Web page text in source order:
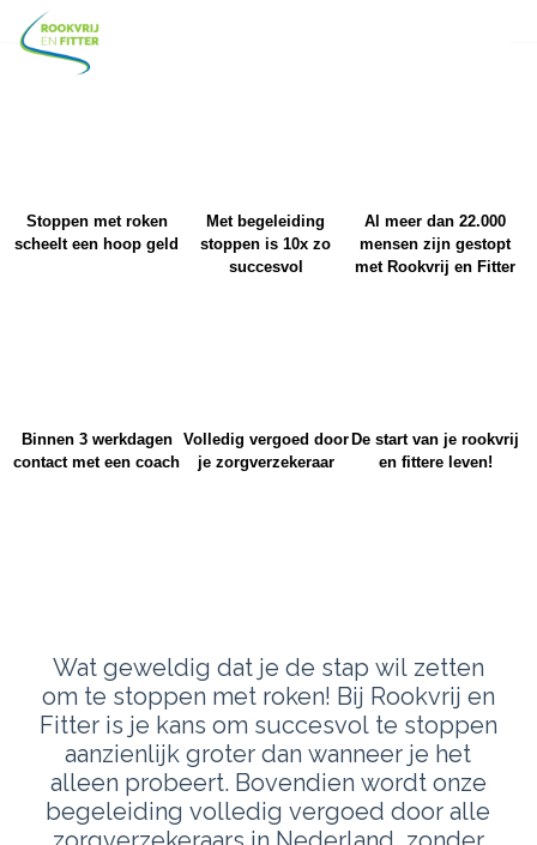
Stoppen met roken
scheelt een hoop geld
Met begeleiding
stoppen is 10x zo
succesvol
Al meer dan 22.000
mensen zijn gestopt
met Rookvrij en Fitter
Binnen 3 werkdagen
contact met een coach
Volledig vergoed door
je zorgverzekeraar
De start van je rookvrij
en fittere leven!